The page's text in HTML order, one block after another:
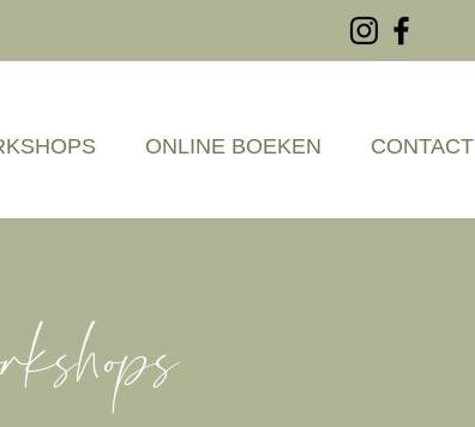
ONLINE BOEKEN CONTACT